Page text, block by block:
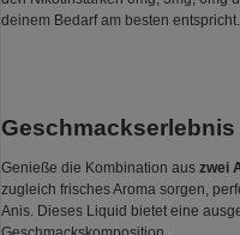
deinem Bedarf am besten entspricht.
Geschmackserlebnis
Genieße die Kombination aus zwei
zugleich frisches Aroma sorgen,
Anis. Dieses Liquid bietet eine